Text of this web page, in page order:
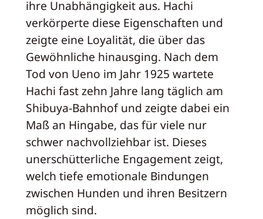
ihre Unabhängigkeit aus. Hachi
verkörperte diese Eigenschaften und
zeigte eine Loyalität, die über das
Gewöhnliche hinausging. Nach dem
Tod von Ueno im Jahr 1925 wartete
Hachi fast zehn Jahre lang täglich am
Shibuya-Bahnhof und zeigte dabei ein
Maß an Hingabe, das für viele nur
schwer nachvollziehbar ist. Dieses
unerschütterliche Engagement zeigt,
welch tiefe emotionale Bindungen
zwischen Hunden und ihren Besitzern
möglich sind.